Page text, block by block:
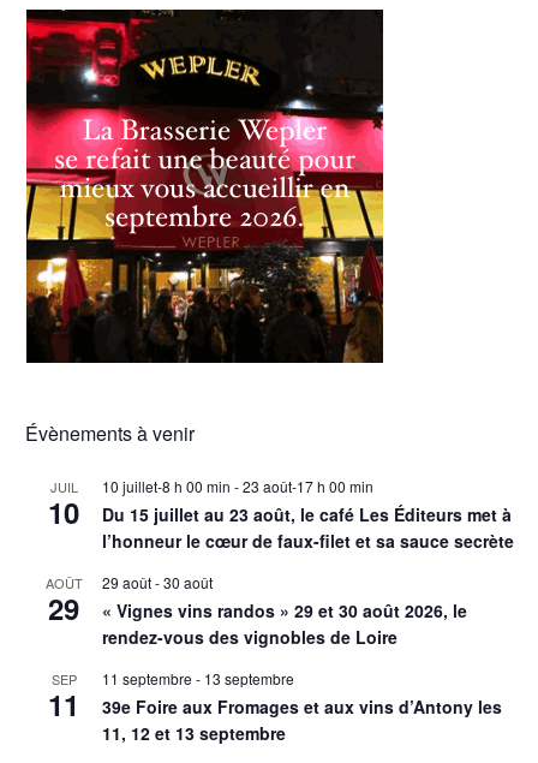
Évènements à venir
JUIL
10
10 juillet-8 h 00 min -23 août-17 h 00 min
Du 15 juillet au 23 août, le café Les Éditeurs met à
l’honneur le cœur de faux-filet et sa sauce secrète
AOÛT
29
29 août-30 août
« Vignes vins randos » 29 et 30 août 2026, le
rendez-vous des vignobles de Loire
SEP
11
11 septembre - 13 septembre
39e Foire aux Fromages et aux vins d’Antony les
11, 12 et 13 septembre